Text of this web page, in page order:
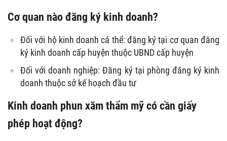
Cơ quan nào đăng ký kinh doanh?
Đối với hộ kinh doanh cá thể: đăng ký tại cơ quan đăng
ký kinh doanh cấp huyện thuộc UBND cấp huyện
Đối với doanh nghiệp: Đăng ký tại phòng đăng ký kinh
doanh thuộc sở kế hoạch đầu tư
Kinh doanh phun xăm thẩm mỹ có cần giấy
phép hoạt động?